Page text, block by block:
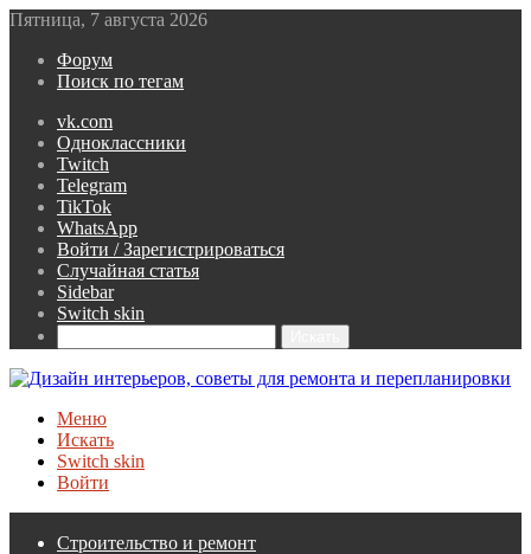
Пятница, 7 августа 2026
Форум
Поиск по тегам
vk.com
Одноклассники
Twitch
Telegram
TikTok
WhatsApp
Войти / Зарегистрироваться
Случайная статья
Sidebar
Switch skin
Меню
Искать
Switch skin
Войти
Строительство и ремонт